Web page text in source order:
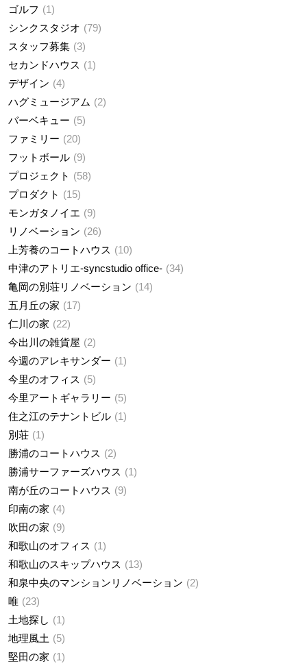
ゴルフ
1
シンクスタジオ
79
スタッフ募集 3
セカンドハウス
1
デザイン
4
ハグミュージアム
2
バーベキュー
5
ファミリー
20
フットボール
9
プロジェクト
58
プロダクト
15
モンガタノイエ
9
リノベーション
26
上芳養のコートハウス
10
中津のアトリエ-syncstudio office- 34
亀岡の別荘リノベーション
14
五月丘の家
17
仁川の家
22
今出川の雑貨屋
2
今週のアレキサンダー
1
今里のオフィス
5
今里アートギャラリー
5
住之江のテナントビル
1
別荘
1
勝浦のコートハウス
2
勝浦サーファーズハウス
1
南が丘のコートハウス
9
印南の家
4
吹田の家
9
和歌山のオフィス
1
和歌山のスキップハウス
13
和泉中央のマンションリノベーション
2
唯
23
土地探し
1
地理風土
5
堅田の家
1